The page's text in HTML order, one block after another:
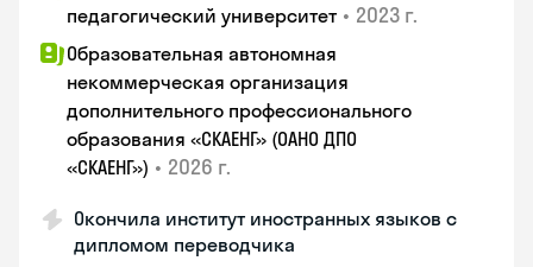
педагогический университет • 2023 г.
Образовательная автономная
некоммерческая организация
дополнительного профессионального
образования «СКАЕНГ» (ОАНО ДПО
«СКАЕНГ») • 2026 г.
Окончила институт иностранных языков с
дипломом переводчика